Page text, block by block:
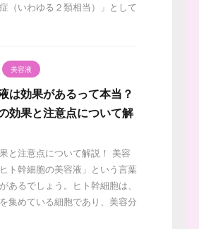
（いわゆる２類相当）」として
美容液
は効果があるって本当？
効果と注意点について解
と注意点について解説！ 美容
ト幹細胞の美容液」という言葉
あるでしょう。ヒト幹細胞は、
集めている細胞であり、美容分